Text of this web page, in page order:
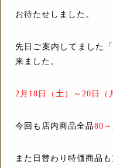
お待たせしました。
先日ご案内してました
来ました。
2月18日（土）～20日（
今回も店内商品全品80
また日替わり特価商品